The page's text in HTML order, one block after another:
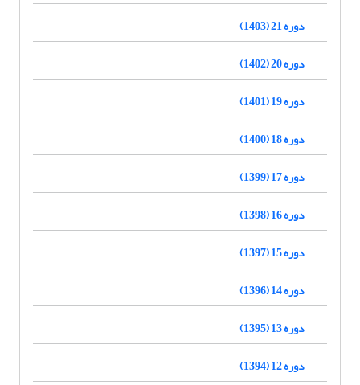
دوره 21 (1403)
دوره 20 (1402)
دوره 19 (1401)
دوره 18 (1400)
دوره 17 (1399)
دوره 16 (1398)
دوره 15 (1397)
دوره 14 (1396)
دوره 13 (1395)
دوره 12 (1394)